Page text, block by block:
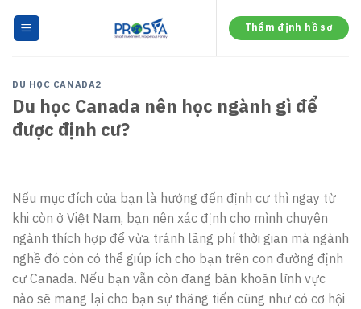
Thẩm định hồ sơ
DU HỌC CANADA2
Du học Canada nên học ngành gì để
được định cư?
Nếu mục đích của bạn là hướng đến định cư thì ngay từ
khi còn ở Việt Nam, bạn nên xác định cho mình chuyên
ngành thích hợp để vừa tránh lãng phí thời gian mà ngành
nghề đó còn có thể giúp ích cho bạn trên con đường định
cư Canada. Nếu bạn vẫn còn đang băn khoăn lĩnh vực
nào sẽ mang lại cho bạn sự thăng tiến cũng như có cơ hội